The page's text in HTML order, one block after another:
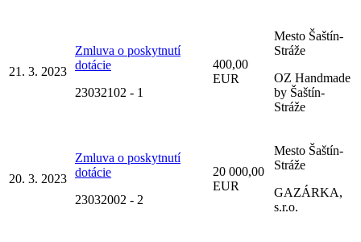
21. 3. 2023
Zmluva o poskytnutí
dotácie
23032102 - 1
400,00
EUR
Mesto Šaštín-
Stráže
OZ Handmade
by Šaštín-
Stráže
20. 3. 2023
Zmluva o poskytnutí
dotácie
23032002 - 2
20 000,00
EUR
Mesto Šaštín-
Stráže
GAZÁRKA,
s.r.o.